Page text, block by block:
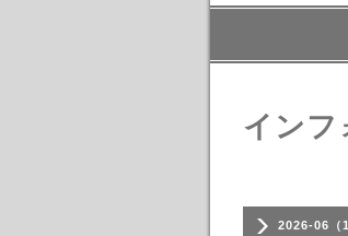
2026-06（1
インフ